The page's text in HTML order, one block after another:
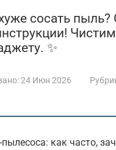
сосать пыль?
✨
24 Июн 2026
как часто,